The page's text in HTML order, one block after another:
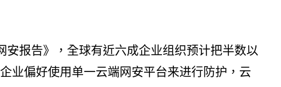
安报告》，全球有近六成企业组织预计把半数以
业偏好使用单一云端网安平台来进行防护，云